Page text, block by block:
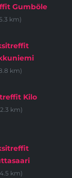
Gumböle
km)
km)
Kilo
km)
km)